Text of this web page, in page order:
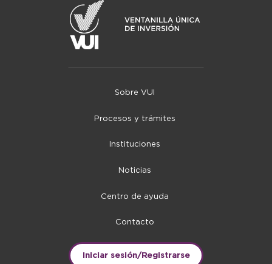
Sobre VUI
Procesos y trámites
Instituciones
Noticias
Centro de ayuda
Contacto
Iniciar sesión/Registrarse